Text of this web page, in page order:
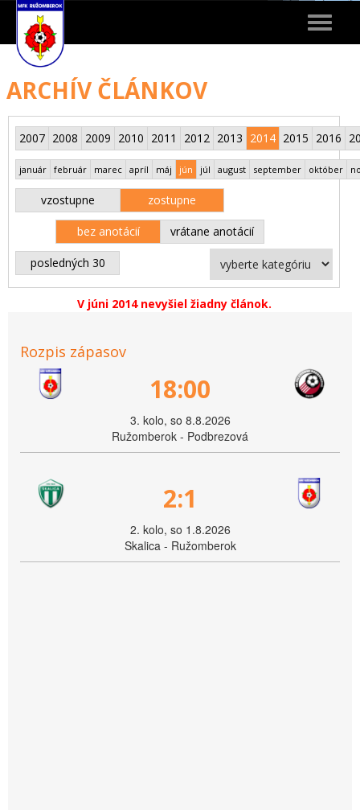
Toggle
ARCHÍV ČLÁNKOV
2007 2008 2009 2010 2011 2012 2013 2014 2015 2016
január február marec apríl máj jún júl august september október
vzostupne zostupne
bez anotácií vrátane anotácií
posledných 30
V júni 2014 nevyšiel žiadny článok.
Rozpis zápasov
18:00
3. kolo, so 8.8.2026
Ružomberok - Podbrezová
2:1
2. kolo, so 1.8.2026
Skalica - Ružomberok